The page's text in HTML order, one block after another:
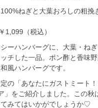
ねぎと大葉おろしの粗挽
1,099（税込）
ーハンバーグに、大葉・ね
チした一品。ポン酢と香味
風ハンバーグです。
の「あなたにガストミート
」をご紹介しました。この秋
みてはいかがでしょうか♡